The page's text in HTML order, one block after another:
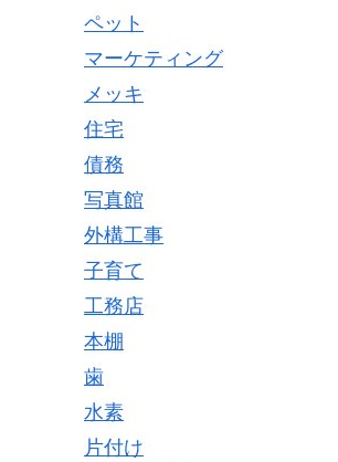
ペット
マーケティング
メッキ
住宅
債務
写真館
外構工事
子育て
工務店
本棚
歯
水素
片付け